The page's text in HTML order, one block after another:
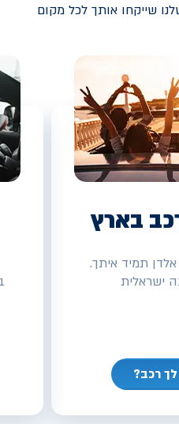
שייקחו אותך לכל מקום
בארץ
תמיד איתך.
ישראלית
רכב?